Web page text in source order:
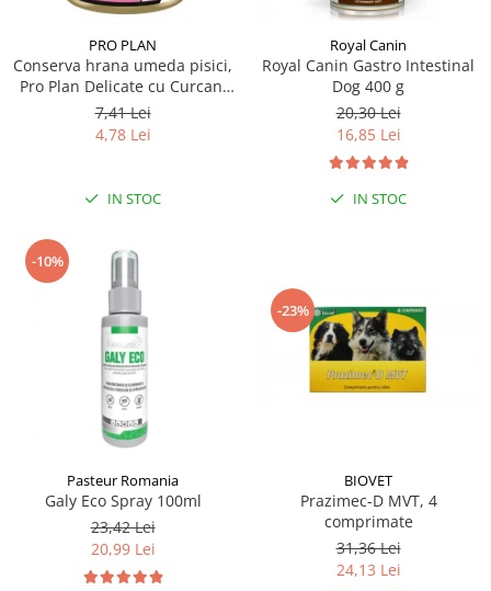
PRO PLAN
Conserva hrana umeda pisici,
Pro Plan Delicate cu Curcan,
85 g
7,41 Lei
4,78 Lei
IN STOC
Royal Canin
Royal Canin Gastro Intestinal
Dog 400 g
20,30 Lei
16,85 Lei
IN STOC
-10%
Pasteur Romania
Galy Eco Spray 100ml
23,42 Lei
20,99 Lei
-23%
BIOVET
Prazimec-D MVT, 4
comprimate
31,36 Lei
24,13 Lei